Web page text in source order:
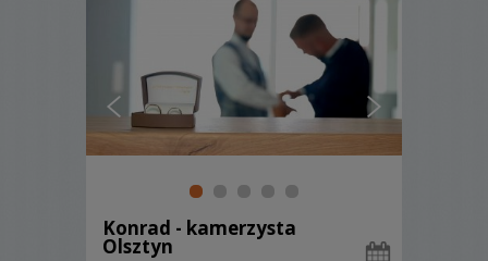
Konrad - kamerzysta
Olsztyn